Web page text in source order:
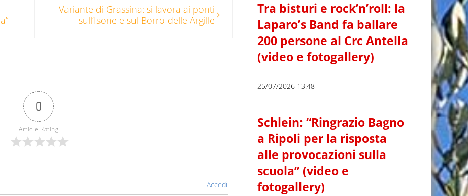
Variante di Grassina: si lavora ai ponti
sull’Isone e sul Borro delle Argille
0
Article Rating
Accedi
Tra bisturi e rock’n’roll: la
Laparo’s Band fa ballare
200 persone al Crc Antella
(video e fotogallery)
25/07/2026 13:48
Schlein: “Ringrazio Bagno
a Ripoli per la risposta
alle provocazioni sulla
scuola” (video e
fotogallery)